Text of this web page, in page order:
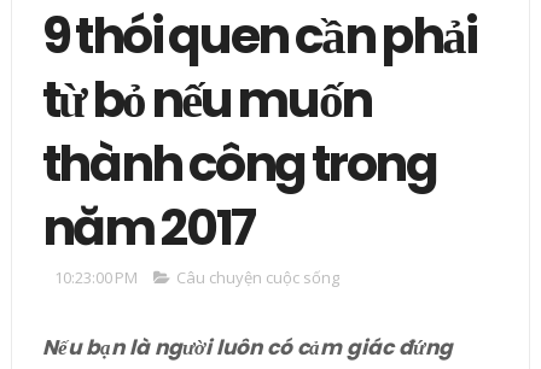
9 thói quen cần phải
từ bỏ nếu muốn
thành công trong
năm 2017
10:23:00 PM Câu chuyện cuộc sống
Nếu bạn là người luôn có cảm giác đứng